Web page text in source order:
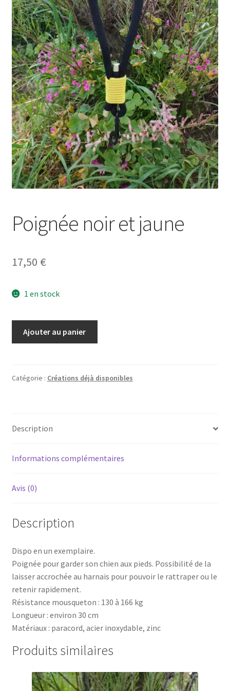
Ma Présentation
Politique de confidentialité
Retour
Mon compte
Panier
Commande
MERCI POUR VOTRE COMMANDE
Poignée noir et jaune
17,50 €
1 en stock
et
Ajouter au panier
Catégorie : Créations déjà disponibles
Description
Informations complémentaires
Avis (0)
Description
Dispo en un exemplaire.
Poignée pour garder son chien aux pieds. Possibilité de la
laisser accrochée au harnais pour pouvoir le rattraper ou le
retenir rapidement.
Résistance mousqueton : 130 à 166 kg
Longueur : environ 30 cm
Matériaux : paracord, acier inoxydable, zinc
Produits similaires